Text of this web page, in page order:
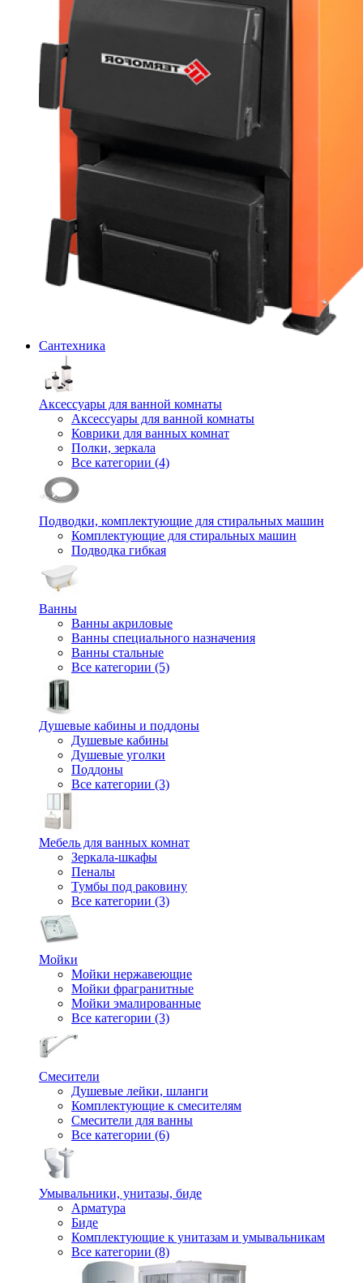
Сантехника
Аксессуары для ванной комнаты
Аксессуары для ванной комнаты
Коврики для ванных комнат
Полки, зеркала
Все категории (4)
Подводки, комплектующие для стиральных машин
Комплектующие для стиральных машин
Подводка гибкая
Ванны
Ванны акриловые
Ванны специального назначения
Ванны стальные
Все категории (5)
Душевые кабины и поддоны
Душевые кабины
Душевые уголки
Поддоны
Все категории (3)
Мебель для ванных комнат
Зеркала-шкафы
Пеналы
Тумбы под раковину
Все категории (3)
Мойки
Мойки нержавеющие
Мойки фрагранитные
Мойки эмалированные
Все категории (3)
Смесители
Душевые лейки, шланги
Комплектующие к смесителям
Смесители для ванны
Все категории (6)
Умывальники, унитазы, биде
Арматура
Биде
Комплектующие к унитазам и умывальникам
Все категории (8)